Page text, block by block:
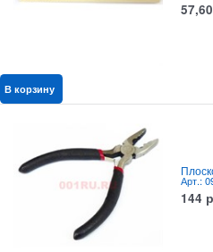
57,60
В корзину
Арт.:
144